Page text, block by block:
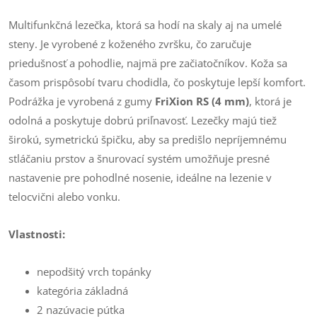
Multifunkčná lezečka, ktorá sa hodí na skaly aj na umelé
steny. Je vyrobené z koženého zvršku, čo zaručuje
priedušnosť a pohodlie, najmä pre začiatočníkov. Koža sa
časom prispôsobí tvaru chodidla, čo poskytuje lepší komfort.
Podrážka je vyrobená z gumy FriXion RS (4 mm), ktorá je
odolná a poskytuje dobrú priľnavosť. Lezečky majú tiež
širokú, symetrickú špičku, aby sa predišlo nepríjemnému
stláčaniu prstov a šnurovací systém umožňuje presné
nastavenie pre pohodlné nosenie, ideálne na lezenie v
telocvični alebo vonku.
Vlastnosti:
nepodšitý vrch topánky
kategória základná
2 nazúvacie pútka